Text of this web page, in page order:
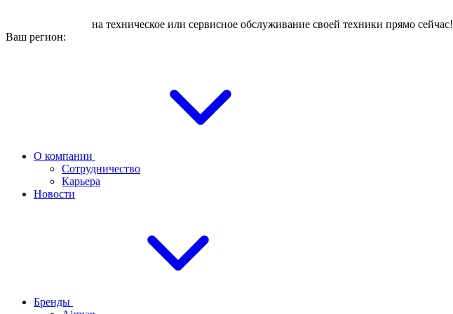
на техническое или сервисное обслуживание своей техники прямо сейчас!
Ваш регион:
О компании
Сотрудничество
Карьера
Новости
Бренды